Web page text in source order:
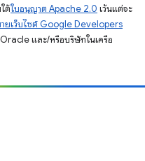
ต้ใบอนุญาต Apache 2.0 เว้นแต่จะ
ยเว็บไซต์ Google Developers
และ/หรือบริษัทในเครือ